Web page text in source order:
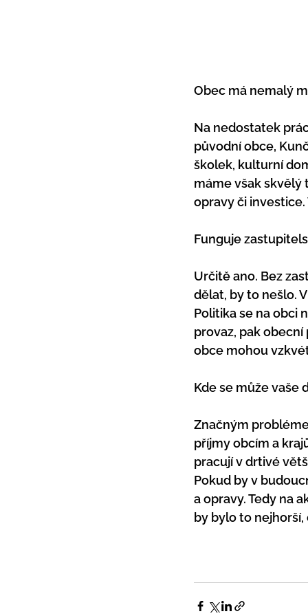
Obec má nemalý
Na nedostatek
původní obce,
školek, kulturní
máme však
opravy či
Funguje
Určitě ano. Bez
dělat, by to nešlo.
Politika se na obci
provaz, pak
obce mohou
Kde se může vaše
Značným
příjmy obcím a
pracují v drtivé
Pokud by v
a opravy. Tedy na
by bylo to